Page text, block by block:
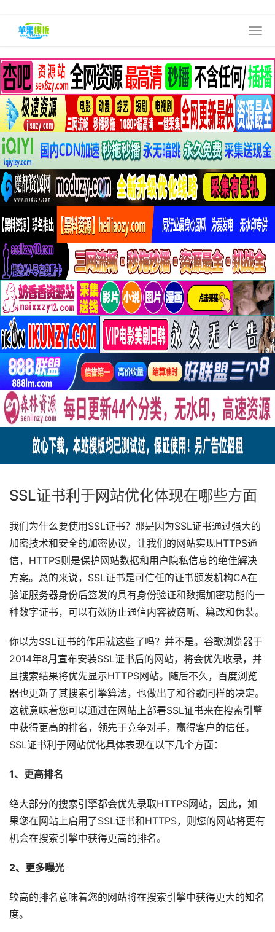
SSL证书利于网站优化体现在哪些方面
我们为什么要使用SSL证书？那是因为SSL证书通过强大的
加密技术和安全的加密协议，让我们的网站实现HTTPS通
信，HTTPS则是保护网站数据和用户隐私信息的绝佳解决
方案。总的来说，SSL证书是可信任的证书颁发机构CA在
验证服务器身份后签发的具有身份验证和数据加密功能的一
种数字证书，可以有效防止通信内容被窃听、篡改和伪装。
你以为SSL证书的作用就这些了吗？并不是。谷歌浏览器于
2014年8月宣布安装SSL证书后的网站，将会优先收录，并
且搜索结果将优先显示HTTPS网站。随后不久，百度浏览
器也更新了其搜索引擎算法，也做出了和谷歌同样的决定。
这就意味着您可以通过在网站上部署SSL证书来在搜索引擎
中获得更高的排名，领先于竞争对手，赢得客户的信任。
SSL证书利于网站优化具体表现在以下几个方面：
1、更高排名
绝大部分的搜索引擎都会优先录取HTTPS网站，因此，如
果您在网站上启用了SSL证书和HTTPS，则您的网站将更有
机会在搜索引擎中获得更高的排名。
2、更多曝光
较高的排名意味着您的网站将在搜索引擎中获得更大的知名
度。